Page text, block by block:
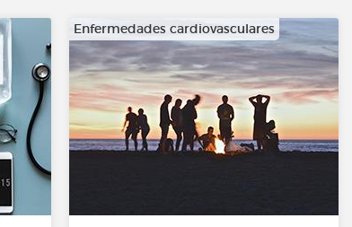
Enfermedades cardiovasculares